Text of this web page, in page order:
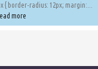
{ border-radius: 12px; margin:...
more